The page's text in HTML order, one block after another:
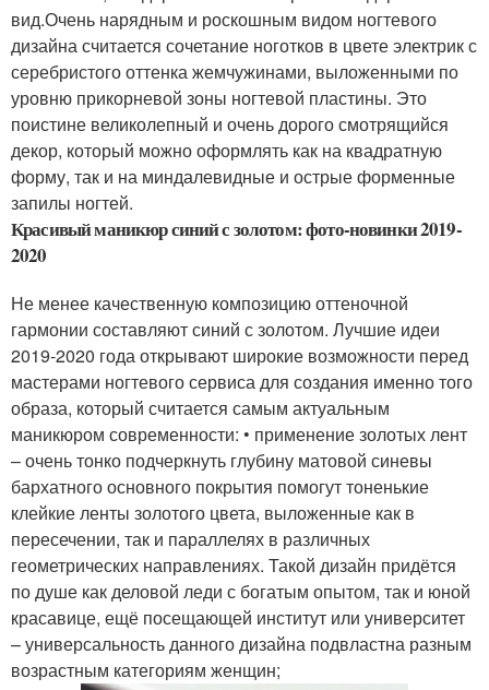
вид.Очень нарядным и роскошным видом ногтевого
дизайна считается сочетание ноготков в цвете электрик с
серебристого оттенка жемчужинами, выложенными по
уровню прикорневой зоны ногтевой пластины. Это
поистине великолепный и очень дорого смотрящийся
декор, который можно оформлять как на квадратную
форму, так и на миндалевидные и острые форменные
запилы ногтей.
Красивый маникюр синий с золотом: фото-новинки 2019-
2020
Не менее качественную композицию оттеночной
гармонии составляют синий с золотом. Лучшие идеи
2019-2020 года открывают широкие возможности перед
мастерами ногтевого сервиса для создания именно того
образа, который считается самым актуальным
маникюром современности: • применение золотых лент
– очень тонко подчеркнуть глубину матовой синевы
бархатного основного покрытия помогут тоненькие
клейкие ленты золотого цвета, выложенные как в
пересечении, так и параллелях в различных
геометрических направлениях. Такой дизайн придётся
по душе как деловой леди с богатым опытом, так и юной
красавице, ещё посещающей институт или университет
– универсальность данного дизайна подвластна разным
возрастным категориям женщин;